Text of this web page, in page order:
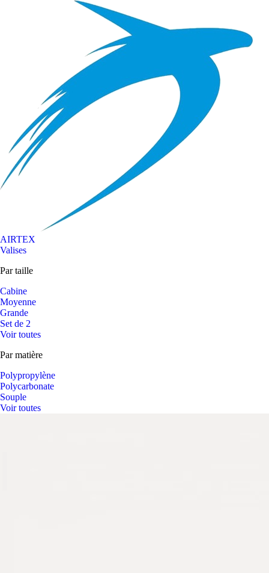
AIRTEX
Valises
Par taille
Cabine
Moyenne
Grande
Set de 2
Voir toutes
Par matière
Polypropylène
Polycarbonate
Souple
Voir toutes